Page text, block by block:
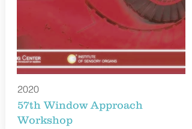
2020
57th Window Approach
Workshop